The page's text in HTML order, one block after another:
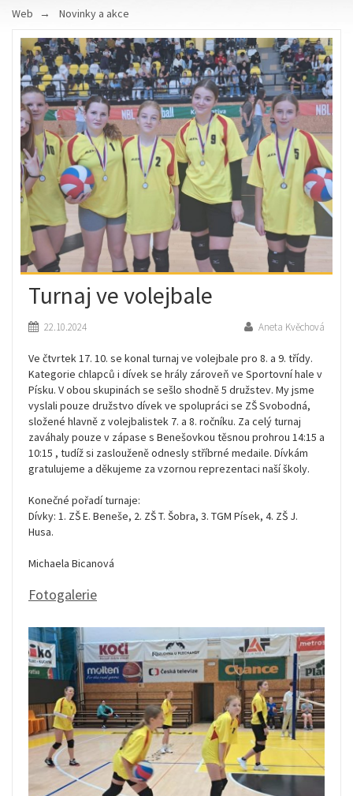
Web Novinky a akce
Turnaj ve volejbale
Aneta Kvěchová
22.10.2024
Ve čtvrtek 17. 10. se konal turnaj ve volejbale pro 8. a 9. třídy.
Kategorie chlapců i dívek se hrály zároveň ve Sportovní hale v
Písku. V obou skupinách se sešlo shodně 5 družstev. My jsme
vyslali pouze družstvo dívek ve spolupráci se ZŠ Svobodná,
složené hlavně z volejbalistek 7. a 8. ročníku. Za celý turnaj
zaváhaly pouze v zápase s Benešovkou těsnou prohrou 14:15 a
10:15 , tudíž si zaslouženě odnesly stříbrné medaile. Dívkám
gratulujeme a děkujeme za vzornou reprezentaci naší školy.
Konečné pořadí turnaje:
Dívky: 1. ZŠ E. Beneše, 2. ZŠ T. Šobra, 3. TGM Písek, 4. ZŠ J.
Husa.
Michaela Bicanová
Fotogalerie